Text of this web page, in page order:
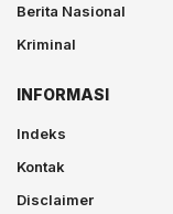
Berita Nasional
Kriminal
INFORMASI
Indeks
Kontak
Disclaimer